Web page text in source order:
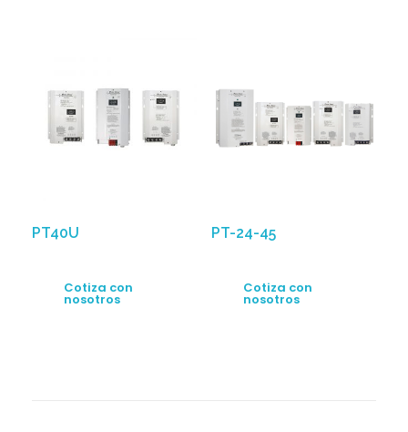
PT40U
Cotiza con
nosotros
PT-24-45
Cotiza con
nosotros